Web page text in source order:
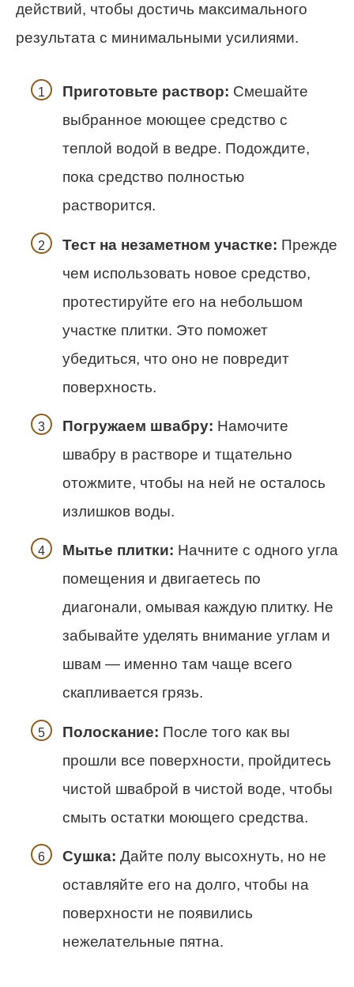
действий, чтобы достичь максимального
результата с минимальными усилиями.
Приготовьте раствор: Смешайте
выбранное моющее средство с
теплой водой в ведре. Подождите,
пока средство полностью
растворится.
Тест на незаметном участке: Прежде
чем использовать новое средство,
протестируйте его на небольшом
участке плитки. Это поможет
убедиться, что оно не повредит
поверхность.
Погружаем швабру: Намочите
швабру в растворе и тщательно
отожмите, чтобы на ней не осталось
излишков воды.
Мытье плитки: Начните с одного угла
помещения и двигаетесь по
диагонали, омывая каждую плитку. Не
забывайте уделять внимание углам и
швам — именно там чаще всего
скапливается грязь.
Полоскание: После того как вы
прошли все поверхности, пройдитесь
чистой шваброй в чистой воде, чтобы
смыть остатки моющего средства.
Сушка: Дайте полу высохнуть, но не
оставляйте его на долго, чтобы на
поверхности не появились
нежелательные пятна.